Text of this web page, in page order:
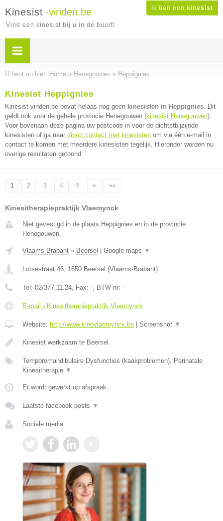
Ik ben een kinesist
Kinesist -vinden.be
Vind een kinesist bij u in de buurt!
U bent nu hier: Home » Henegouwen » Heppignies
Kinesist Heppignies
Kinesist-vinden.be bevat helaas nog geen kinesisten in Heppignies. Dit
geldt ook voor de gehele provincie Henegouwen (kinesist Henegouwen).
Voer bovenaan deze pagina uw postcode in voor de dichtstbijzijnde
kinesisten of ga naar direct contact met kinesisten om via één e-mail in
contact te komen met meerdere kinesisten tegelijk. Hieronder worden nu
overige resultaten getoond.
1 2 3 4 5 » »»
Kinesitherapiepraktijk Vlaemynck
Niet gevestigd in de plaats Heppignies en in de provincie
Henegouwen.
Vlaams-Brabant » Beersel Google maps ▼
Lotsestraat 46, 1650 Beersel (Vlaams-Brabant)
Tel: 02/377.11.24, Fax: -, BTW-nr: -
E-mail › Kinesitherapiepraktijk Vlaemynck
Website: http://www.kinevlaemynck.be Screenshot ▼
Kinesist werkzaam te Beersel.
Temporomandibulaire Dysfuncties (kaakproblemen), Perinatale
Kinesitherapie ▼
Er wordt gewerkt op afspraak.
Laatste facebook posts ▼
Sociale media: